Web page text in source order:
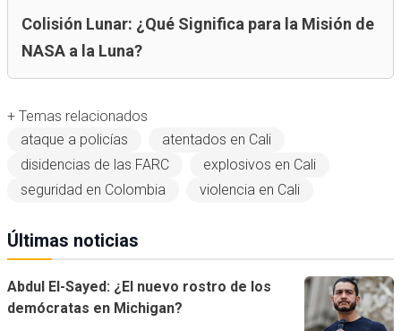
Colisión Lunar: ¿Qué Significa para la Misión de
NASA a la Luna?
+ Temas relacionados
ataque a policías
atentados en Cali
disidencias de las FARC
explosivos en Cali
seguridad en Colombia
violencia en Cali
Últimas noticias
Abdul El-Sayed: ¿El nuevo rostro de los
demócratas en Michigan?